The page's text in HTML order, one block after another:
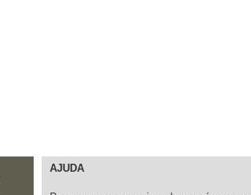
AJUDA